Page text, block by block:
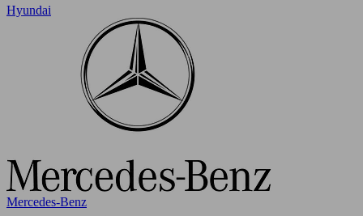
Hyundai
Mercedes-Benz